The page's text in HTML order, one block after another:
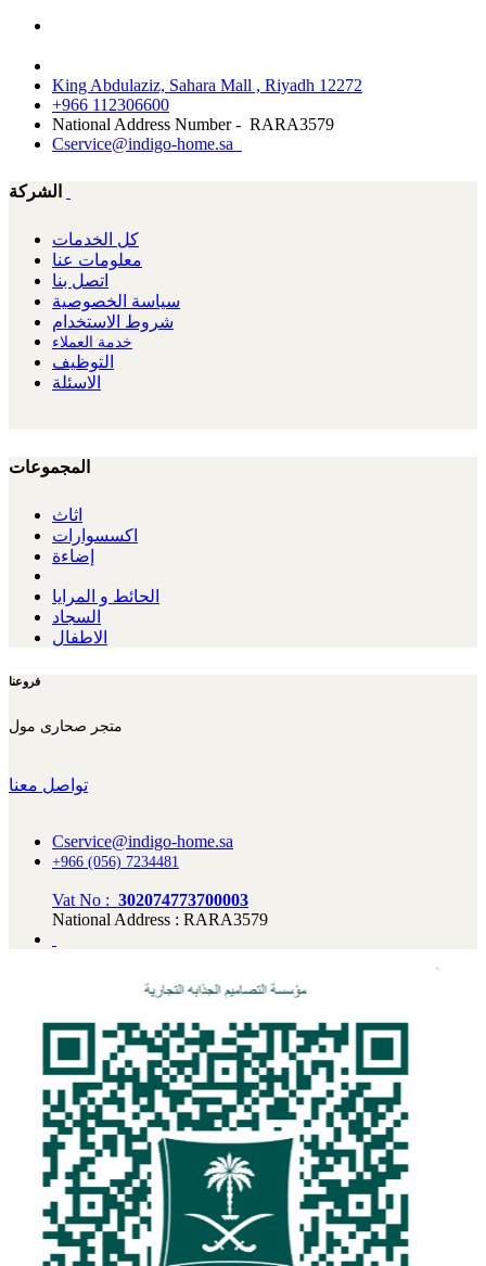
King Abdulaziz, Sahara Mall , Riyadh 12272
+966 112306600
National Address Number - RARA3579
Cservice@indigo-home.sa
الشركة
كل الخدمات
معلومات عنا
اتصل بنا
سياسة الخصوصية
شروط الاستخدام
خدمة العملاء
التوظيف
الاسئلة
المجموعات
اثاث
اكسسوارات
إضاءة
الحائط و المرايا
السجاد
الاطفال
فروعنا
تواصل معنا
Cservice@indigo-home.sa
+966 (056) 7234481
Vat No : 302074773700003
National Address : RARA3579